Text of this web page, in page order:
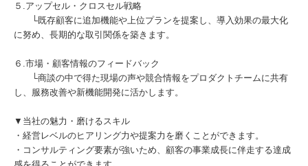
５.アップセル・クロスセル戦略
└既存顧客に追加機能や上位プランを提案し、導入効果の最大化
に努め、長期的な取引関係を築きます。
６.市場・顧客情報のフィードバック
└商談の中で得た現場の声や競合情報をプロダクトチームに共有
し、服務改善や新機能開発に活かします。
▼当社の魅力・磨けるスキル
・経営レベルのヒアリング力や提案力を磨くことができます。
・コンサルティング要素が強いため、顧客の事業成長に伴走する達成